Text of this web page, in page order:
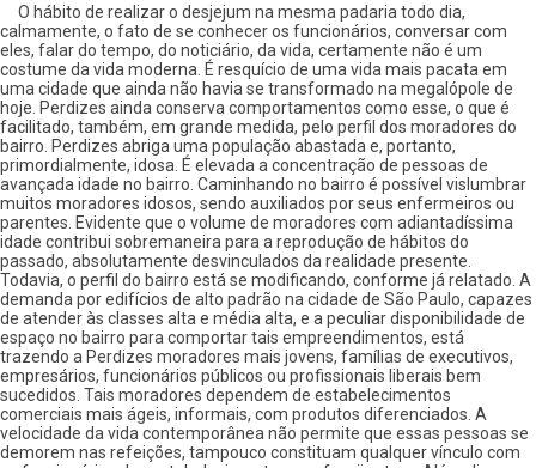
O hábito de realizar o desjejum na mesma padaria todo dia,
calmamente, o fato de se conhecer os funcionários, conversar com
eles, falar do tempo, do noticiário, da vida, certamente não é um
costume da vida moderna. É resquício de uma vida mais pacata em
uma cidade que ainda não havia se transformado na megalópole de
hoje. Perdizes ainda conserva comportamentos como esse, o que é
facilitado, também, em grande medida, pelo perfil dos moradores do
bairro. Perdizes abriga uma população abastada e, portanto,
primordialmente, idosa. É elevada a concentração de pessoas de
avançada idade no bairro. Caminhando no bairro é possível vislumbrar
muitos moradores idosos, sendo auxiliados por seus enfermeiros ou
parentes. Evidente que o volume de moradores com adiantadíssima
idade contribui sobremaneira para a reprodução de hábitos do
passado, absolutamente desvinculados da realidade presente.
Todavia, o perfil do bairro está se modificando, conforme já relatado. A
demanda por edifícios de alto padrão na cidade de São Paulo, capazes
de atender às classes alta e média alta, e a peculiar disponibilidade de
espaço no bairro para comportar tais empreendimentos, está
trazendo a Perdizes moradores mais jovens, famílias de executivos,
empresários, funcionários públicos ou profissionais liberais bem
sucedidos. Tais moradores dependem de estabelecimentos
comerciais mais ágeis, informais, com produtos diferenciados. A
velocidade da vida contemporânea não permite que essas pessoas se
demorem nas refeições, tampouco constituam qualquer vínculo com